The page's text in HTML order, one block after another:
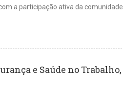
a participação ativa da comunidade
e Saúde no Trabalho,